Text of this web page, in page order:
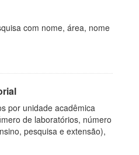
com nome, área, nome
por unidade acadêmica
de laboratórios, número
pesquisa e extensão),